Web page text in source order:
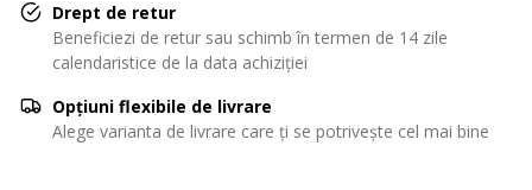
Drept de retur
Beneficiezi de retur sau schimb în termen de 14 zile
calendaristice de la data achiziției
Opțiuni flexibile de livrare
Alege varianta de livrare care ți se potrivește cel mai bine